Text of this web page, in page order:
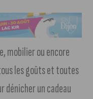
mobilier ou encore
les goûts et toutes
dénicher un cadeau